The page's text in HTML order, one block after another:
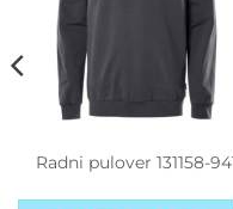
Radni pulover 131158-